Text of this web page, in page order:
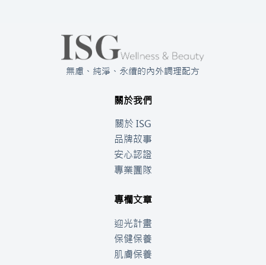
無慮、純淨、永續的內外調理配方
關於我們
關於 ISG
品牌故事
安心認證
專業團隊
專欄文章
迎光計畫
保健保養
肌膚保養